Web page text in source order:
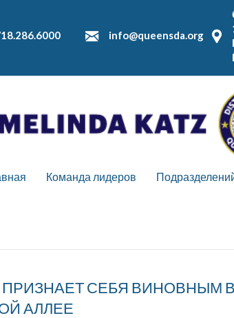
info@queensda.org
Команда лидеров
СЕБЯ ВИНОВНЫМ
АЛЛЕЕ